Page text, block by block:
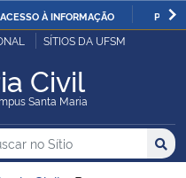
ACESSO À INFORMAÇÃO
SÍTIOS DA UFSM
Civil
Santa Maria
no no Sítio